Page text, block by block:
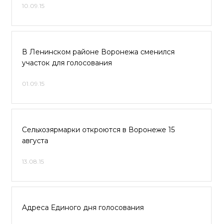
10.09.15
В Ленинском районе Воронежа сменился
участок для голосования
01.09.15
Сельхозярмарки откроются в Воронеже 15
августа
13.08.15
Адреса Единого дня голосования